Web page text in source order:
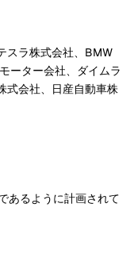
スラ株式会社、BMW
ーター会社、ダイムラ
式会社、日産自動車株
あるように計画されて